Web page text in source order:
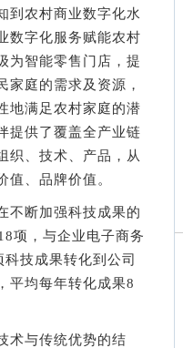
到农村商业数字化水
数字化服务赋能农村
为智能零售门店，提
家庭的需求及资源，
地满足农村家庭的潜
提供了覆盖全产业链
织、技术、产品，从
、品牌价值。
断加强科技成果的
项，与企业电子商务
技成果转化到公司
平均每年转化成果8
与传统优势的结